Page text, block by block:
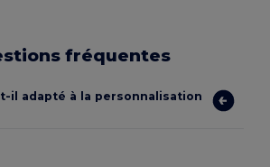
fréquentes
il adapté à la personnalisation